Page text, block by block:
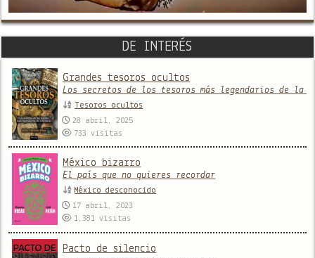
DE INTERÉS
Grandes tesoros ocultos
Los secretos de los tesoros más legendarios de la
Tesoros ocultos
28 abril, 2025
733visitas
México bizarro
El país que no quieres recordar
México desconocido
17 abril, 2023
1,381visitas
Pacto de silencio